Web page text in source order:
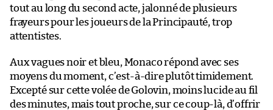
tout au long du second acte, jalonné de plusieurs
frayeurs pour les joueurs de la Principauté, trop
attentistes.
Aux vagues noir et bleu, Monaco répond avec ses
moyens du moment, c’est-à-dire plutôt timidement.
Excepté sur cette volée de Golovin, moins lucide au fil
des minutes, mais tout proche, sur ce coup-là, d’offrir